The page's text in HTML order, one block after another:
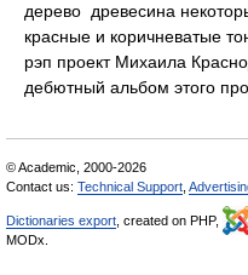
дерево древесина
красные и коричневатые
рэп проект Михаила
дебютный альбом этого
© Academic, 2000-2026
Contact us: Technical Support
Dictionaries export , created on PHP,
MODx.